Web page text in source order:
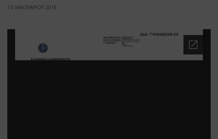
13 ΙΑΝΟΥΑΡΙΟΥ 2016